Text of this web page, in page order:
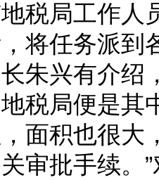
税局工作人
将任务派到
朱兴有介绍
税局便是其
面积也很大
审批手续。